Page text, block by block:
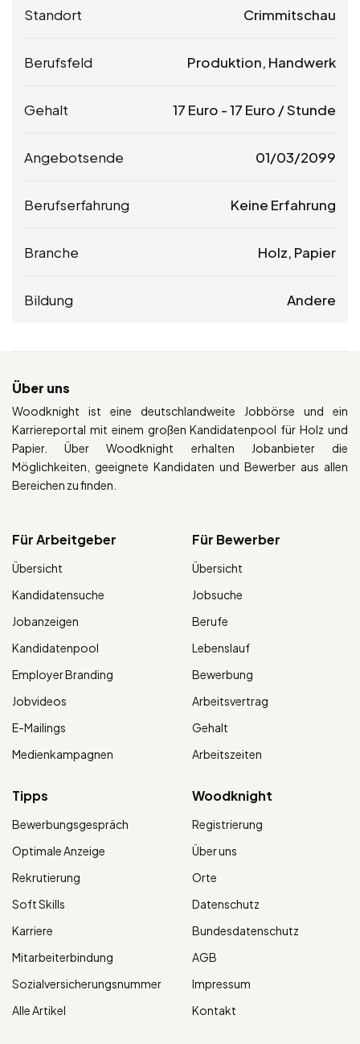
Standort Crimmitschau
Berufsfeld Produktion, Handwerk
Gehalt 17 Euro -17 Euro / Stunde
Angebotsende 01/03/2099
Berufserfahrung Keine Erfahrung
Branche Holz, Papier
Bildung Andere
Über uns
Woodknight ist eine deutschlandweite Jobbörse und ein
Karriereportal mit einem großen Kandidatenpool für Holz und
Papier. Über Woodknight erhalten Jobanbieter die
Möglichkeiten, geeignete Kandidaten und Bewerber aus allen
Bereichen zu finden.
Für Arbeitgeber
Übersicht
Kandidatensuche
Jobanzeigen
Kandidatenpool
Employer Branding
Jobvideos
E-Mailings
Medienkampagnen
Für Bewerber
Übersicht
Jobsuche
Berufe
Lebenslauf
Bewerbung
Arbeitsvertrag
Gehalt
Arbeitszeiten
Tipps
Bewerbungsgespräch
Optimale Anzeige
Rekrutierung
Soft Skills
Karriere
Mitarbeiterbindung
Sozialversicherungsnummer
Alle Artikel
Woodknight
Registrierung
Über uns
Orte
Datenschutz
Bundesdatenschutz
AGB
Impressum
Kontakt